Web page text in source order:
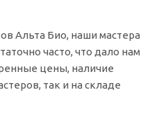
Альта Био, наши мастера
часто, что дало нам
цены, наличие
так и на складе